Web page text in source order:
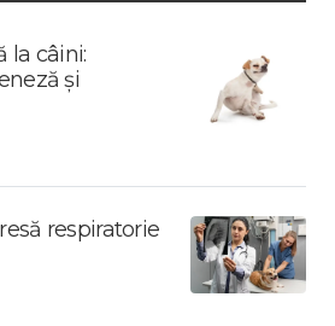
la câini:
și
respiratorie